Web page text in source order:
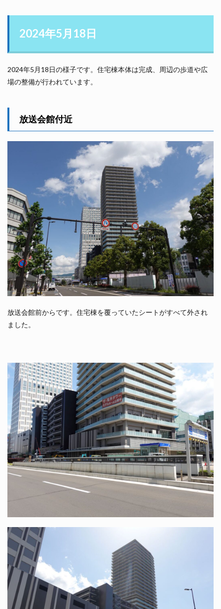
2024年5月18日
2024年5月18日の様子です。住宅棟本体は完成、周辺の歩道や広
場の整備が行われています。
放送会館付近
放送会館前からです。住宅棟を覆っていたシートがすべて外され
ました。